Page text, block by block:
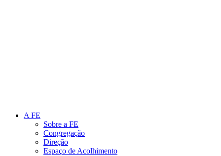
A FE
Sobre a FE
Congregação
Direção
Espaço de Acolhimento